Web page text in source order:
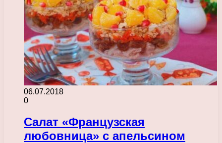
06.07.2018
0
Салат «Французская
любовница» с апельсином